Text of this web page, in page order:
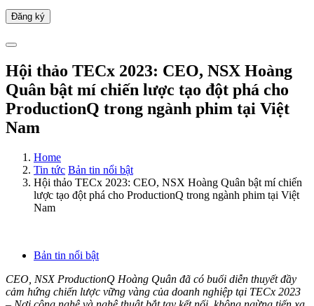
Hội thảo TECx 2023: CEO, NSX Hoàng
Quân bật mí chiến lược tạo đột phá cho
ProductionQ trong ngành phim tại Việt
Nam
Home
Tin tức Bản tin nổi bật
Hội thảo TECx 2023: CEO, NSX Hoàng Quân bật mí chiến
lược tạo đột phá cho ProductionQ trong ngành phim tại Việt
Nam
Bản tin nổi bật
CEO, NSX ProductionQ Hoàng Quân đã có buổi diễn thuyết đầy
cảm hứng chiến lược vững vàng của doanh nghiệp tại TECx 2023